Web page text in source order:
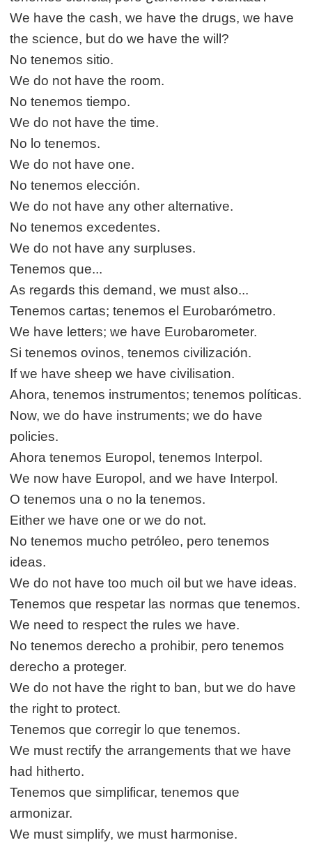
We have the cash, we have the drugs, we have
the science, but do we have the will?
No tenemos sitio.
We do not have the room.
No tenemos tiempo.
We do not have the time.
No lo tenemos.
We do not have one.
No tenemos elección.
We do not have any other alternative.
No tenemos excedentes.
We do not have any surpluses.
Tenemos que...
As regards this demand, we must also...
Tenemos cartas; tenemos el Eurobarómetro.
We have letters; we have Eurobarometer.
Si tenemos ovinos, tenemos civilización.
If we have sheep we have civilisation.
Ahora, tenemos instrumentos; tenemos políticas.
Now, we do have instruments; we do have
policies.
Ahora tenemos Europol, tenemos Interpol.
We now have Europol, and we have Interpol.
O tenemos una o no la tenemos.
Either we have one or we do not.
No tenemos mucho petróleo, pero tenemos
ideas.
We do not have too much oil but we have ideas.
Tenemos que respetar las normas que tenemos.
We need to respect the rules we have.
No tenemos derecho a prohibir, pero tenemos
derecho a proteger.
We do not have the right to ban, but we do have
the right to protect.
Tenemos que corregir lo que tenemos.
We must rectify the arrangements that we have
had hitherto.
Tenemos que simplificar, tenemos que
armonizar.
We must simplify, we must harmonise.